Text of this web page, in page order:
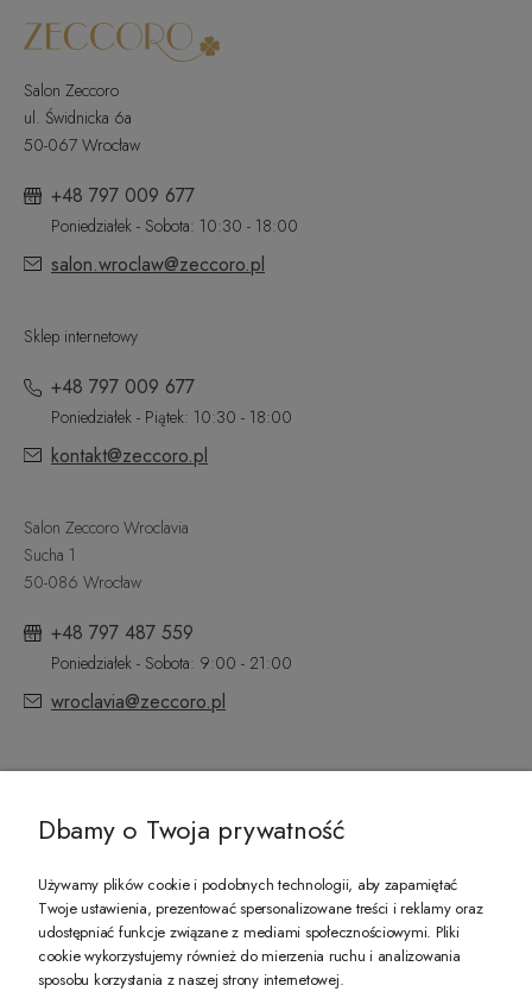
Salon Zeccoro
ul. Świdnicka 6a
50-067 Wrocław
+48 797 009 677
Poniedziałek - Sobota: 10:30 - 18:00
salon.wroclaw@zeccoro.pl
Sklep internetowy
+48 797 009 677
Poniedziałek - Piątek: 10:30 - 18:00
kontakt@zeccoro.pl
Salon Zeccoro Wroclavia
Sucha 1
50-086 Wrocław
+48 797 487 559
Poniedziałek - Sobota: 9:00 - 21:00
wroclavia@zeccoro.pl
PREZENT DLA CIEBIE!
-10% na pierwsze zakupy na zeccoro.pl Gdy zapiszesz się do naszego
Dbamy o Twoja prywatność
Używamy plików cookie i podobnych technologii, aby zapamiętać
Twoje ustawienia, prezentować spersonalizowane treści i reklamy oraz
udostępniać funkcje związane z mediami społecznościowymi. Pliki
cookie wykorzystujemy również do mierzenia ruchu i analizowania
sposobu korzystania z naszej strony internetowej.